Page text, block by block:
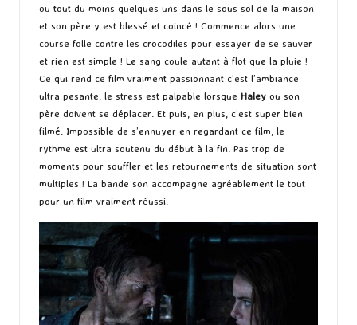
ou tout du moins quelques uns dans le sous sol de la maison
et son père y est blessé et coincé ! Commence alors une
course folle contre les crocodiles pour essayer de se sauver
et rien est simple ! Le sang coule autant à flot que la pluie !
Ce qui rend ce film vraiment passionnant c’est l’ambiance
ultra pesante, le stress est palpable lorsque Haley ou son
père doivent se déplacer. Et puis, en plus, c’est super bien
filmé. Impossible de s’ennuyer en regardant ce film, le
rythme est ultra soutenu du début à la fin. Pas trop de
moments pour souffler et les retournements de situation sont
multiples ! La bande son accompagne agréablement le tout
pour un film vraiment réussi.